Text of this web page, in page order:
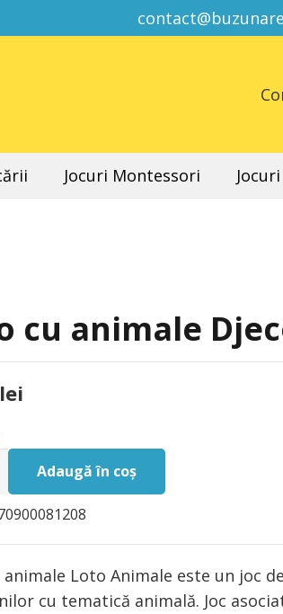
Jocuri Montessori
cu animale
lei
Adaugă în coș
animale Loto Animale este un joc
cu tematică animală. Joc